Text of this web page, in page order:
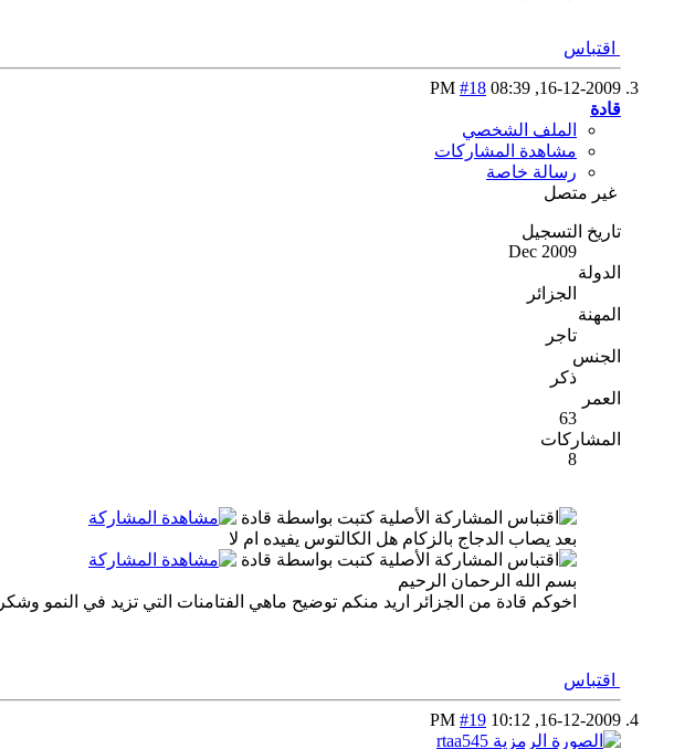
اقتباس
16-12-2009,
08:39 PM
#18
قادة
الملف الشخصي
مشاهدة المشاركات
رسالة خاصة
غير متصل
تاريخ التسجيل
Dec 2009
الدولة
الجزائر
المهنة
تاجر
الجنس
ذكر
العمر
63
المشاركات
8
المشاركة الأصلية كتبت بواسطة قادة
بعد يصاب الدجاج بالزكام هل الكالتوس يفيده ام لا
المشاركة الأصلية كتبت بواسطة قادة
بسم الله الرحمان الرحيم
اخوكم قادة من الجزائر اريد منكم توضيح ماهي الفتامنات التي تزيد في النمو وشكرا
اقتباس
16-12-2009,
10:12 PM
#19